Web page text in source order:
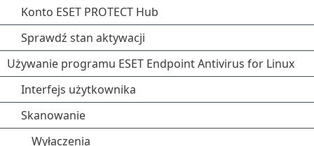
Konto ESET PROTECT Hub
Sprawdź stan aktywacji
Używanie programu ESET Endpoint Antivirus for Linux
Interfejs użytkownika
Skanowanie
Wyłączenia